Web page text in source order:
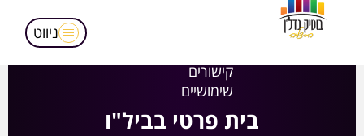
קישורים
שימושיים
ניווט
בית פרטי בביל"ו